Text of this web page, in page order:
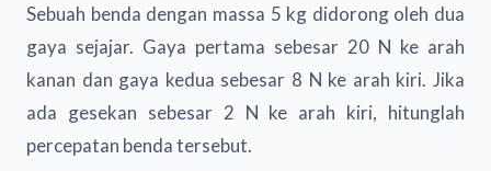
Sebuah benda dengan massa 5 kg didorong oleh dua
gaya sejajar. Gaya pertama sebesar 20 N ke arah
kanan dan gaya kedua sebesar 8 N ke arah kiri. Jika
ada gesekan sebesar 2 N ke arah kiri, hitunglah
percepatan benda tersebut.